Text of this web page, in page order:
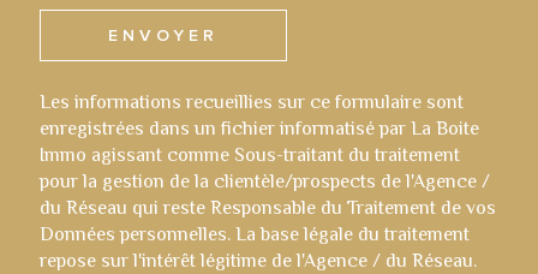
ENVOYER
Les informations recueillies sur ce formulaire sont
enregistrées dans un fichier informatisé par La Boite
Immo agissant comme Sous-traitant du traitement
pour la gestion de la clientèle/prospects de l'Agence /
du Réseau qui reste Responsable du Traitement de vos
Données personnelles. La base légale du traitement
repose sur l'intérêt légitime de l'Agence / du Réseau.